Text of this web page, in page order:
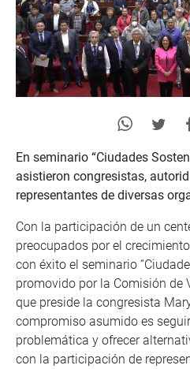
En seminario “Ciudades
asistieron congresistas,
representantes de diversas
Con la participación de un
preocupados por el
con éxito el seminario
promovido por la Comisión de
que preside la congresista
compromiso asumido es
problemática y ofrecer
con la participación de